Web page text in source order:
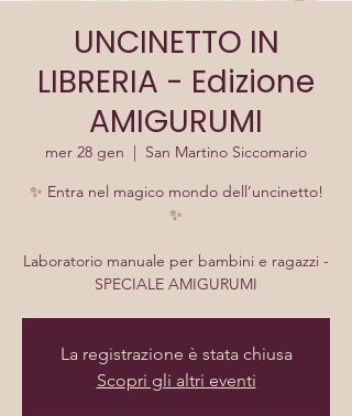
UNCINETTO IN
LIBRERIA - Edizione
AMIGURUMI
mer 28 gen
  |
San Martino Siccomario
✨ Entra nel magico mondo dell’uncinetto!
✨
Laboratorio manuale per bambini e ragazzi -
SPECIALE AMIGURUMI
La registrazione è stata chiusa
Scopri gli altri eventi